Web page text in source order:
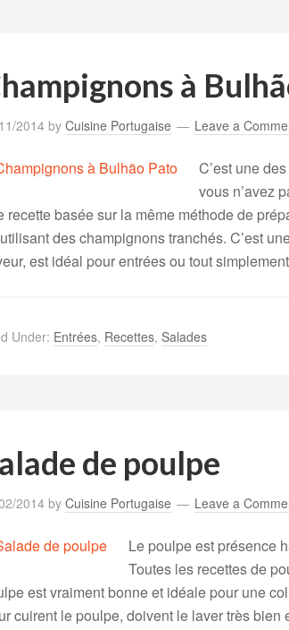
à
2014 by Cuisine Portugaise Leave a
C’est une
vous n’avez
recette basée sur la même méthode de
des champignons tranchés. C’est
est idéal pour entrées ou tout
Under: Entrées, Recettes, Salades
de poulpe
2014by Cuisine Portugaise Leave a
Le poulpe est présence
Toutes les recettes de
est vraiment bonne et idéale pour une
cuirent le poulpe, doivent le laver très